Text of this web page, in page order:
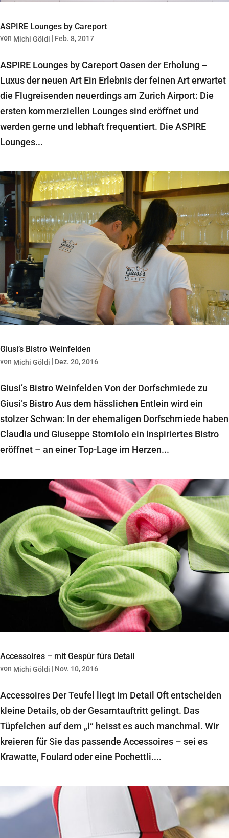
ASPIRE Lounges by Careport
von Michi Göldi | Feb. 8, 2017
ASPIRE Lounges by Careport Oasen der Erholung –
Luxus der neuen Art Ein Erlebnis der feinen Art erwartet
die Flugreisenden neuerdings am Zurich Airport: Die
ersten kommerziellen Lounges sind eröffnet und
werden gerne und lebhaft frequentiert. Die ASPIRE
Lounges...
Giusi’s Bistro Weinfelden
von Michi Göldi | Dez. 20, 2016
Giusi’s Bistro Weinfelden Von der Dorfschmiede zu
Giusi’s Bistro Aus dem hässlichen Entlein wird ein
stolzer Schwan: In der ehemaligen Dorfschmiede haben
Claudia und Giuseppe Storniolo ein inspiriertes Bistro
eröffnet – an einer Top-Lage im Herzen...
Accessoires – mit Gespür fürs Detail
von Michi Göldi | Nov. 10, 2016
Accessoires Der Teufel liegt im Detail Oft entscheiden
kleine Details, ob der Gesamtauftritt gelingt. Das
Tüpfelchen auf dem „i“ heisst es auch manchmal. Wir
kreieren für Sie das passende Accessoires – sei es
Krawatte, Foulard oder eine Pochettli....